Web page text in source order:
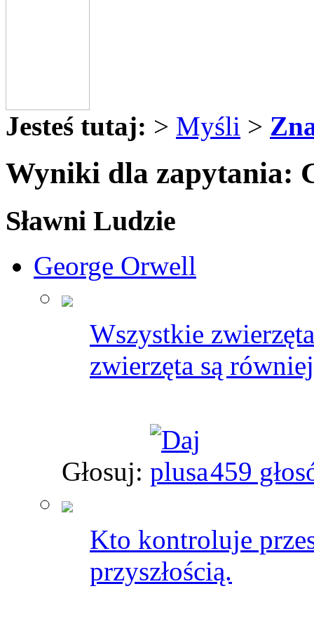
Jesteś tutaj: > Myśli >
Wyniki dla zapytania:
Sławni Ludzie
George Orwell
Wszystkie
zwierzęta są
Głosuj: 459
Kto kontroluje
przyszłością.